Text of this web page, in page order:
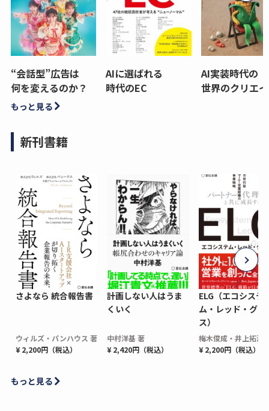
“会話型”広告は
何を変えるのか？
AIに選ばれる
時代のEC
AI実装時代の
世界のクリエ
もっと見る
新刊書籍
さよなら 統合報告書
ウィルズ・パンハウス 著
¥ 2,200円（税込）
計画しない人はうま
くいく
中村洋基 著
¥ 2,420円（税込）
ELG（エコシステ
ム・レッド・グロ
ス）
梅木俊成・井上拓海
¥ 2,200円（税込）
もっと見る